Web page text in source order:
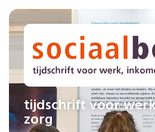
tijdschrift voor
zorg